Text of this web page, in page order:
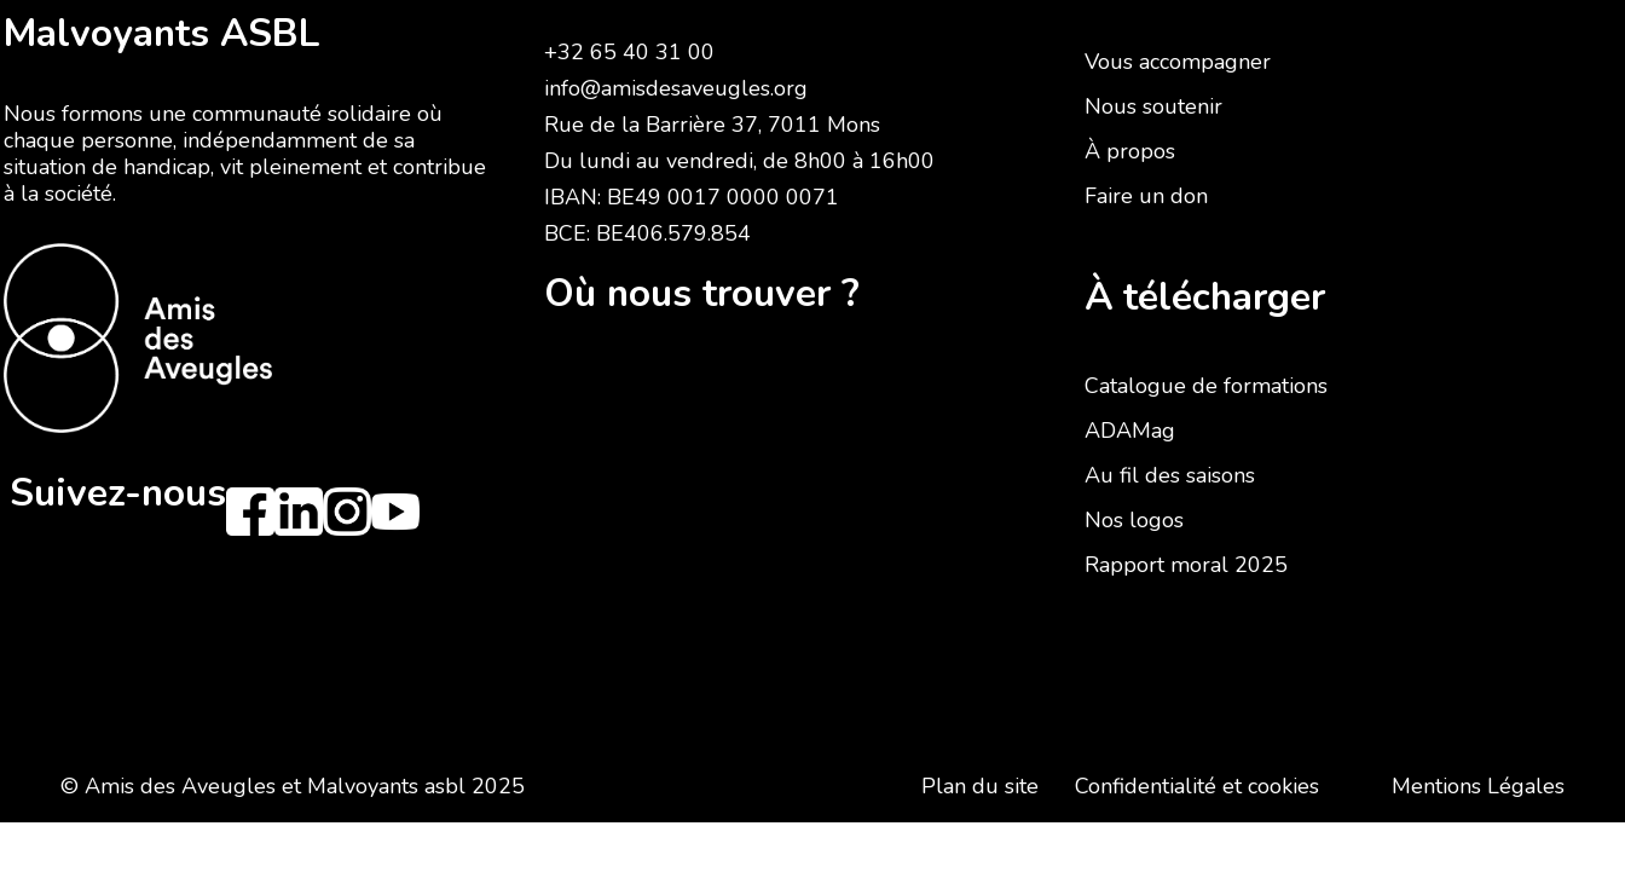
Malvoyants ASBL
Nous formons une communauté solidaire où
chaque personne, indépendamment de sa
situation de handicap, vit pleinement et contribue
à la société.
Suivez-nous
+32 65 40 31 00
info@amisdesaveugles.org
Rue de la Barrière 37, 7011 Mons
Du lundi au vendredi, de 8h00 à 16h00
IBAN: BE49 0017 0000 0071
BCE: BE406.579.854
Où nous trouver ?
Vous accompagner
Nous soutenir
À propos
Faire un don
À télécharger
Catalogue de formations
ADAMag
Au fil des saisons
Nos logos
Rapport moral 2025
© Amis des Aveugles et Malvoyants asbl 2025 Plan du site Confidentialité et cookies Mentions Légales